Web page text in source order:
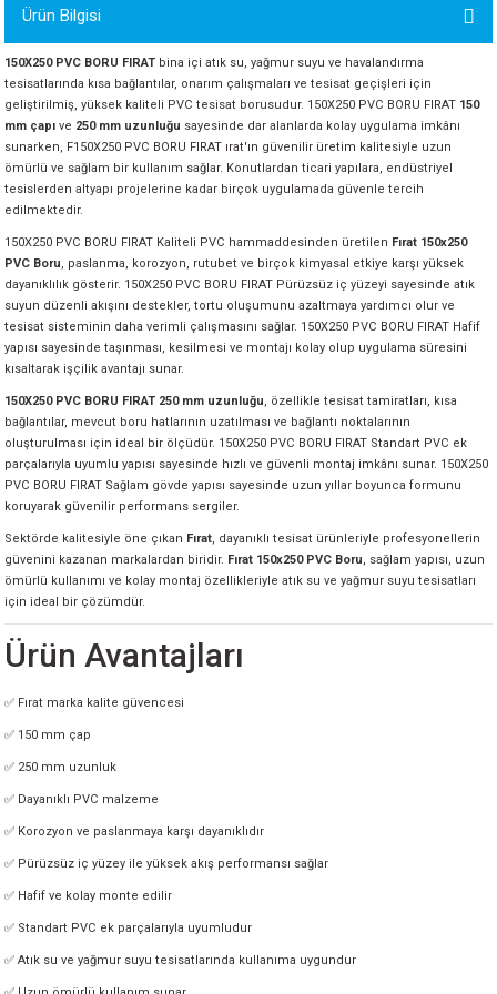
TAŞLAR
STOP VALF
KAPLAMALAR
MAKİNALARI
VE KAŞIKLIKLAR
Ürün Bilgisi
150X250 PVC BORU FIRAT bina içi atık su, yağmur suyu ve havalandırma
tesisatlarında kısa bağlantılar, onarım çalışmaları ve tesisat geçişleri için
geliştirilmiş, yüksek kaliteli PVC tesisat borusudur. 150X250 PVC BORU FIRAT 150
mm çapı ve 250 mm uzunluğu sayesinde dar alanlarda kolay uygulama imkânı
sunarken, F150X250 PVC BORU FIRAT ırat'ın güvenilir üretim kalitesiyle uzun
ömürlü ve sağlam bir kullanım sağlar. Konutlardan ticari yapılara, endüstriyel
tesislerden altyapı projelerine kadar birçok uygulamada güvenle tercih
edilmektedir.
150X250 PVC BORU FIRAT Kaliteli PVC hammaddesinden üretilen Fırat 150x250
PVC Boru, paslanma, korozyon, rutubet ve birçok kimyasal etkiye karşı yüksek
dayanıklılık gösterir. 150X250 PVC BORU FIRAT Pürüzsüz iç yüzeyi sayesinde atık
suyun düzenli akışını destekler, tortu oluşumunu azaltmaya yardımcı olur ve
tesisat sisteminin daha verimli çalışmasını sağlar. 150X250 PVC BORU FIRAT Hafif
yapısı sayesinde taşınması, kesilmesi ve montajı kolay olup uygulama süresini
kısaltarak işçilik avantajı sunar.
150X250 PVC BORU FIRAT 250 mm uzunluğu, özellikle tesisat tamiratları, kısa
bağlantılar, mevcut boru hatlarının uzatılması ve bağlantı noktalarının
oluşturulması için ideal bir ölçüdür. 150X250 PVC BORU FIRAT Standart PVC ek
parçalarıyla uyumlu yapısı sayesinde hızlı ve güvenli montaj imkânı sunar. 150X250
PVC BORU FIRAT Sağlam gövde yapısı sayesinde uzun yıllar boyunca formunu
koruyarak güvenilir performans sergiler.
Sektörde kalitesiyle öne çıkan Fırat, dayanıklı tesisat ürünleriyle profesyonellerin
güvenini kazanan markalardan biridir. Fırat 150x250 PVC Boru, sağlam yapısı, uzun
ömürlü kullanımı ve kolay montaj özellikleriyle atık su ve yağmur suyu tesisatları
için ideal bir çözümdür.
Ürün Avantajları
✅ Fırat marka kalite güvencesi
✅ 150 mm çap
✅ 250 mm uzunluk
✅ Dayanıklı PVC malzeme
✅ Korozyon ve paslanmaya karşı dayanıklıdır
✅ Pürüzsüz iç yüzey ile yüksek akış performansı sağlar
✅ Hafif ve kolay monte edilir
✅ Standart PVC ek parçalarıyla uyumludur
✅ Atık su ve yağmur suyu tesisatlarında kullanıma uygundur